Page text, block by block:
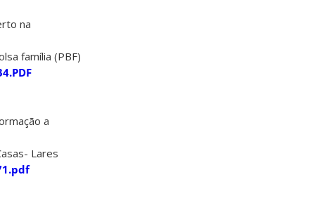
na
família (PBF)
a
Lares